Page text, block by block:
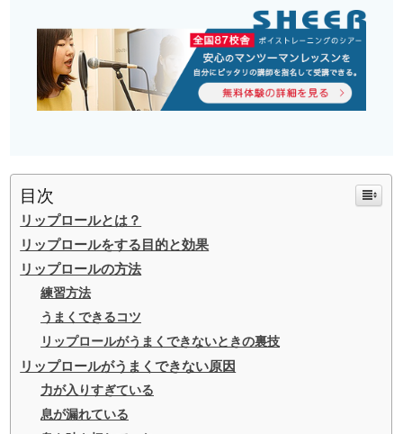
目次
リップロールとは？
リップロールをする目的と効果
リップロールの方法
練習方法
うまくできるコツ
リップロールがうまくできないときの裏技
リップロールがうまくできない原因
力が入りすぎている
息が漏れている